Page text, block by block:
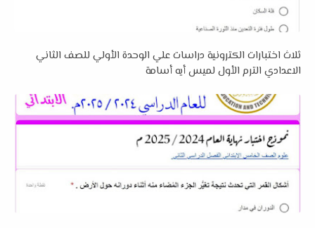
ثلاث اختبارات الكترونية دراسات علي الوحدة الأولي للصف الثاني
الاعدادي الترم الأول لميس أيه أسامة